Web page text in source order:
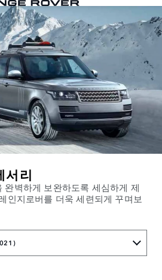
서리
완벽하게 보완하도록 세심하게 제
인지로버를 더욱 세련되게 꾸며보